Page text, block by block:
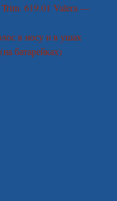
619.01 Valera —
в носу и в ушах
батарейках)